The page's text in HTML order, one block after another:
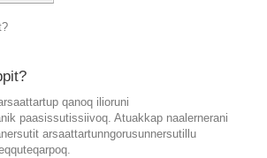
qanoq ilioruni
paasissutissiivoq. Atuakkap naalernerani
arsaattartunngorusunnersutillu